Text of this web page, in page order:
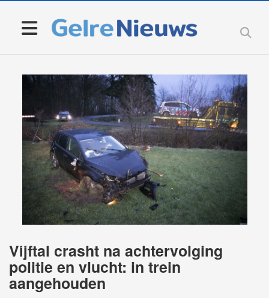
Vijftal crasht na achtervolging
politie en vlucht: in trein
aangehouden